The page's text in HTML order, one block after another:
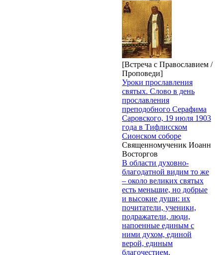
[Встреча с Православием /
Проповеди]
Уроки прославления
святых. Слово в день
прославления
преподобного Серафима
Саровского, 19 июля 1903
года в Тифлисском
Сионском соборе
Священномученик Иоанн
Восторгов
В области духовно-
благодатной видим то же
– около великих святых
есть меньшие, но добрые
и высокие души: их
почитатели, ученики,
подражатели, люди,
напоенные единым с
ними духом, единой
верой, единым
благочестием.